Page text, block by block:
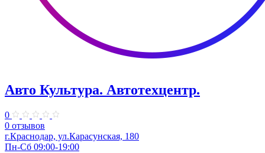
Авто Культура. ​Автотехцентр.
0
0 отзывов
​г.Краснодар, ул.Карасунская, 180
Пн-Сб 09:00-19:00